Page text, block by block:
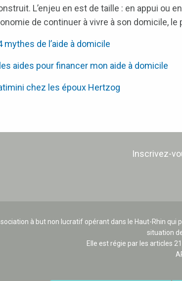
L’enjeu en est de taille : en appui ou
de continuer à vivre à son domicile,
mythes de l’aide à domicile
aides pour financer mon aide à domicile
chez les époux Hertzog
Inscrivez-
à but non lucratif opérant dans le Haut-Rhin
situation
Elle est régie par les articles